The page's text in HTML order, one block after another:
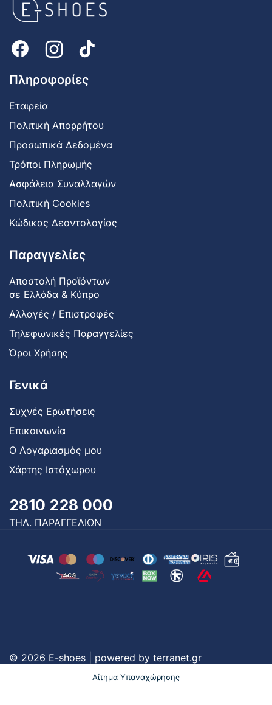
Πληροφορίες
Εταιρεία
Πολιτική Απορρήτου
Προσωπικά Δεδομένα
Τρόποι Πληρωμής
Ασφάλεια Συναλλαγών
Πολιτική Cookies
Κώδικας Δεοντολογίας
Παραγγελίες
Αποστολή Προϊόντων
σε Ελλάδα & Κύπρο
Αλλαγές / Επιστροφές
Τηλεφωνικές Παραγγελίες
Όροι Χρήσης
Γενικά
Συχνές Ερωτήσεις
Επικοινωνία
Ο Λογαριασμός μου
Χάρτης Ιστόχωρου
2810 228 000
ΤΗΛ. ΠΑΡΑΓΓΕΛΙΩΝ
© 2026 E-shoes | powered by terranet.gr
Αίτημα Υπαναχώρησης